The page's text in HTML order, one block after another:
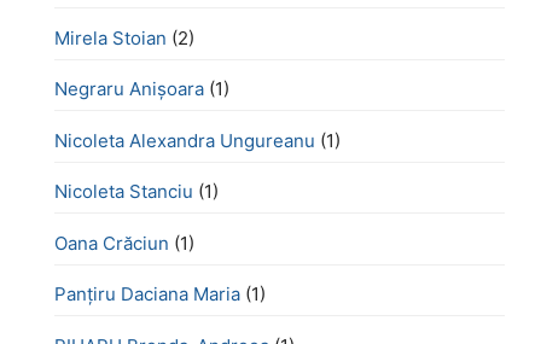
Mirela Stoian (2)
Negraru Anișoara (1)
Nicoleta Alexandra Ungureanu (1)
Nicoleta Stanciu (1)
Oana Crăciun (1)
Panțiru Daciana Maria (1)